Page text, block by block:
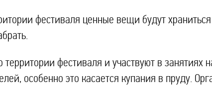
фестиваля ценные вещи будут
фестиваля и участвуют в занятиях
особенно это касается купания в пруду.